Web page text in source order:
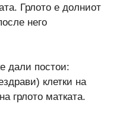
Грлото е долниот
него
дали постои:
клетки на
грлото матката.